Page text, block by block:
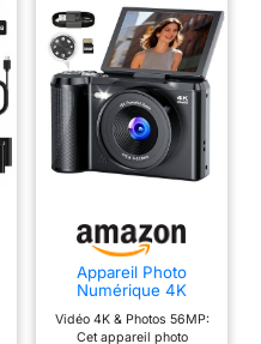
Appareil Photo
Numérique 4K
Appareils Numérique
Vidéo 4K & Photos 56MP:
Cet appareil photo